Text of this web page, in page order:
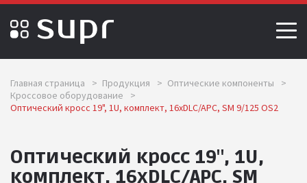
Главная страница > Продукция > Оптические компоненты
>
Кроссовое оборудование
>
Оптический кросс 19", 1U, комплект, 16хDLC/APC, SM 9/125 OS2
Оптический кросс 19", 1U,
комплект, 16хDLC/APC, SM